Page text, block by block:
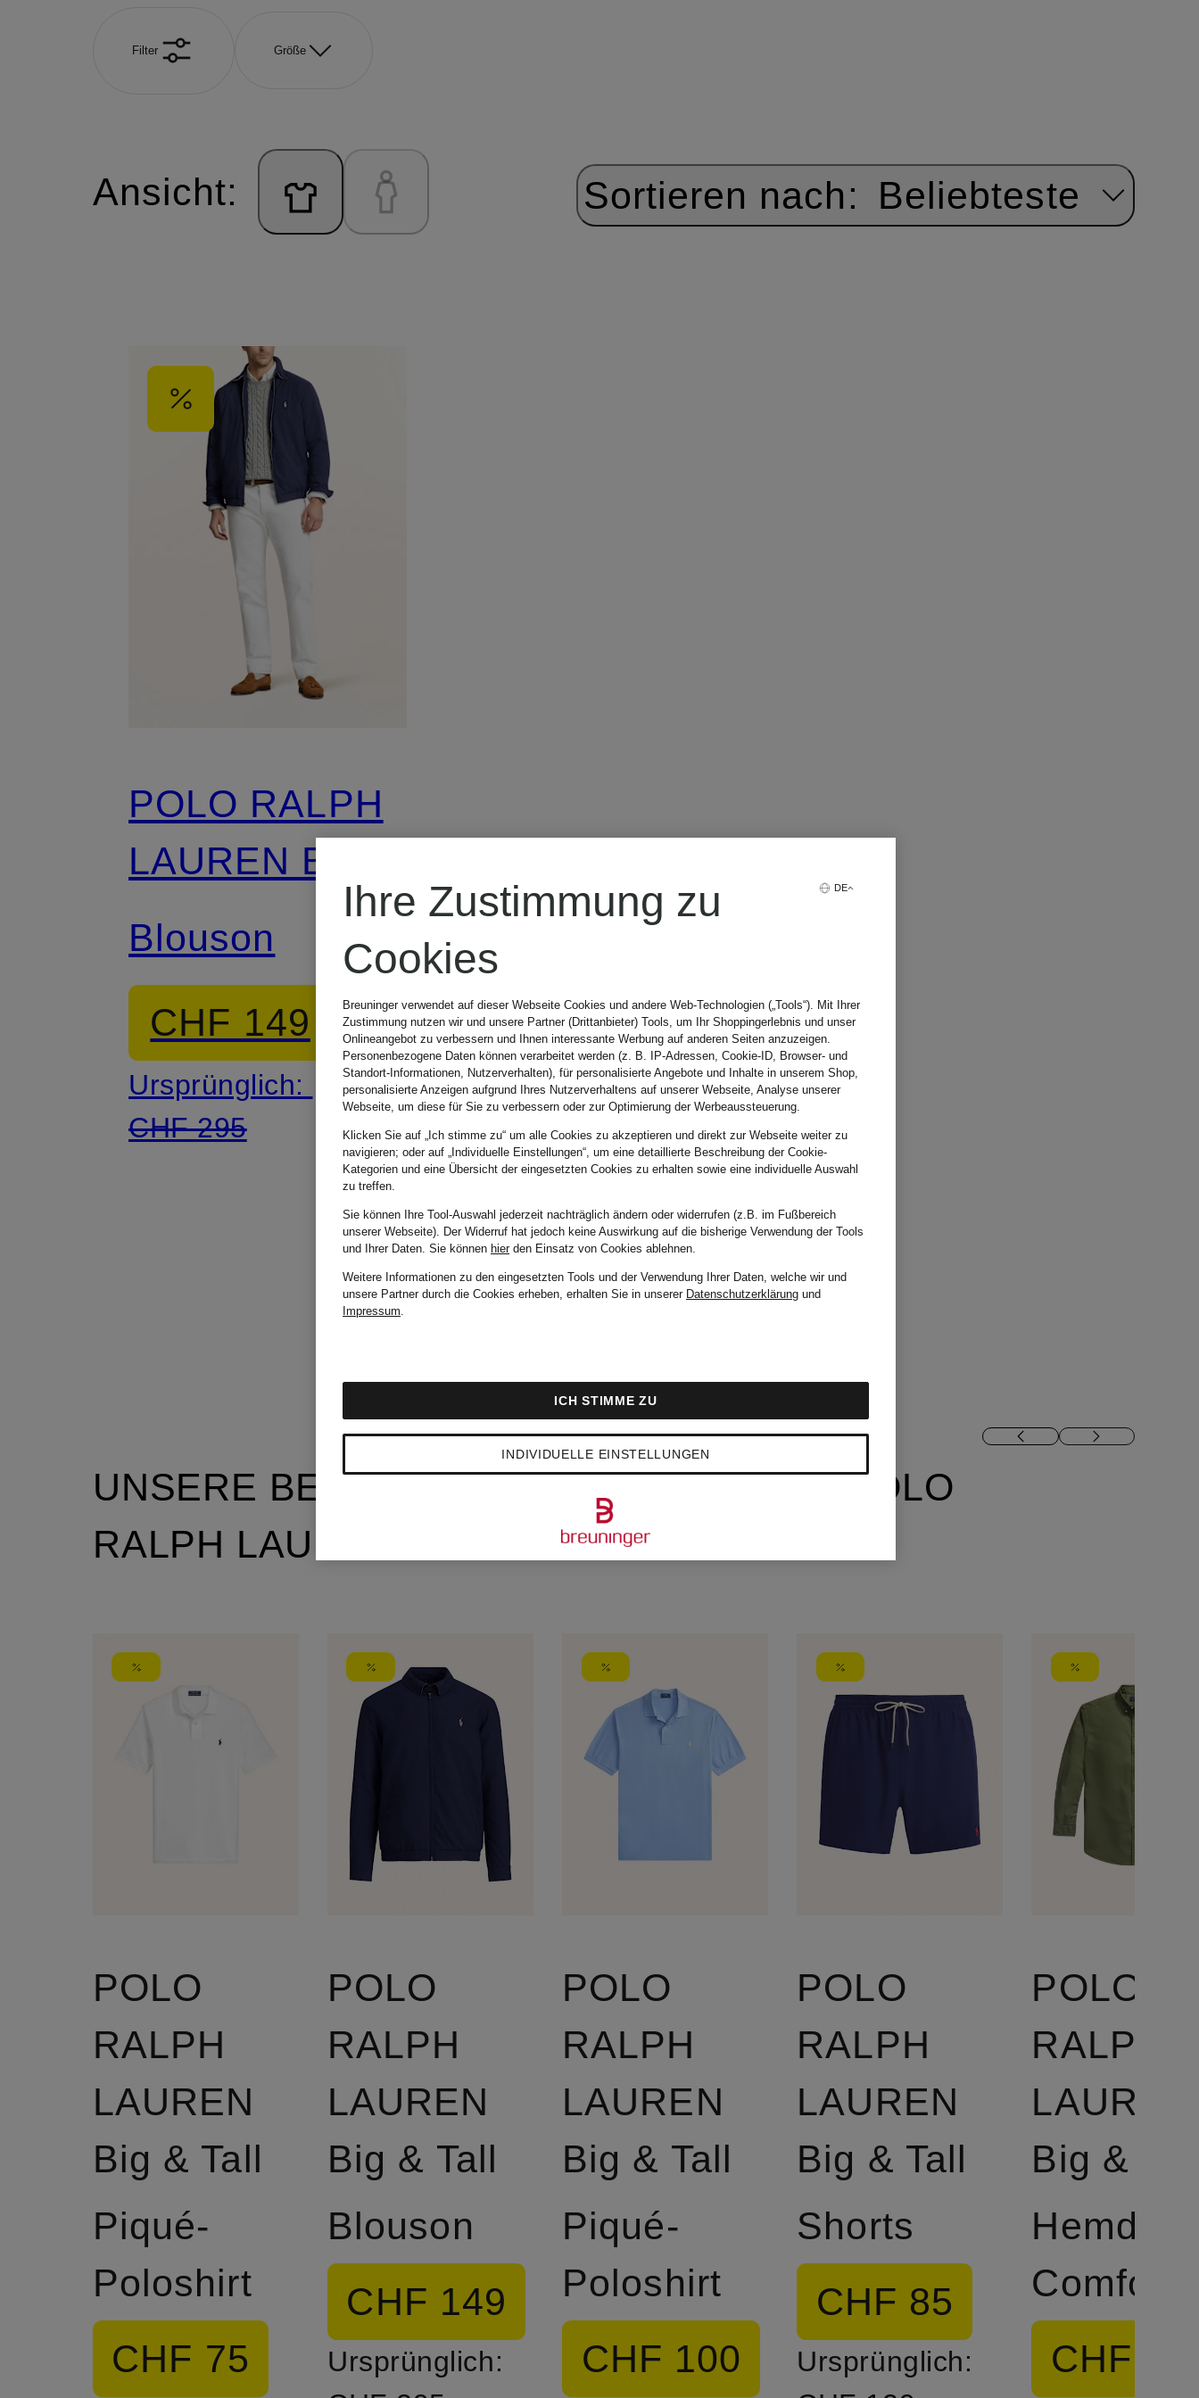
Filter Größe
Ansicht: Sortieren nach: Beliebteste
POLO RALPH
LAUREN Big &
Tall
Blouson
CHF 149
Ursprünglich:
CHF 295
UNSERE BELIEBTESTEN ARTIKEL VON POLO
RALPH LAUREN BIG & TALL
POLO
RALPH
LAUREN
Big & Tall
Piqué-
Poloshirt
CHF 75
POLO
RALPH
LAUREN
Big & Tall
Blouson
CHF 149
Ursprünglich:
POLO
RALPH
LAUREN
Big & Tall
Piqué-
Poloshirt
CHF 100
POLO
RALPH
LAUREN
Big & Tall
Shorts
CHF 85
Ursprünglich:
POLO
RALPH
LAUREN
Big &
Hemd
Comfort
CHF
DE
Ihre Zustimmung zu
Cookies
Breuninger verwendet auf dieser Webseite Cookies und andere Web-Technologien („Tools“). Mit Ihrer
Zustimmung nutzen wir und unsere Partner (Drittanbieter) Tools, um Ihr Shoppingerlebnis und unser
Onlineangebot zu verbessern und Ihnen interessante Werbung auf anderen Seiten anzuzeigen.
Personenbezogene Daten können verarbeitet werden (z. B. IP-Adressen, Cookie-ID, Browser- und
Standort-Informationen, Nutzerverhalten), für personalisierte Angebote und Inhalte in unserem Shop,
personalisierte Anzeigen aufgrund Ihres Nutzerverhaltens auf unserer Webseite, Analyse unserer
Webseite, um diese für Sie zu verbessern oder zur Optimierung der Werbeaussteuerung.
Klicken Sie auf „Ich stimme zu“ um alle Cookies zu akzeptieren und direkt zur Webseite weiter zu
navigieren; oder auf „Individuelle Einstellungen“, um eine detaillierte Beschreibung der Cookie-
Kategorien und eine Übersicht der eingesetzten Cookies zu erhalten sowie eine individuelle Auswahl
zu treffen.
Sie können Ihre Tool-Auswahl jederzeit nachträglich ändern oder widerrufen (z.B. im Fußbereich
unserer Webseite). Der Widerruf hat jedoch keine Auswirkung auf die bisherige Verwendung der Tools
und Ihrer Daten. Sie können hierden Einsatz von Cookies ablehnen.
Weitere Informationen zu den eingesetzten Tools und der Verwendung Ihrer Daten, welche wir und
unsere Partner durch die Cookies erheben, erhalten Sie in unserer Datenschutzerklärung und
Impressum.
INDIVIDUELLE EINSTELLUNGEN
ICH STIMME ZU